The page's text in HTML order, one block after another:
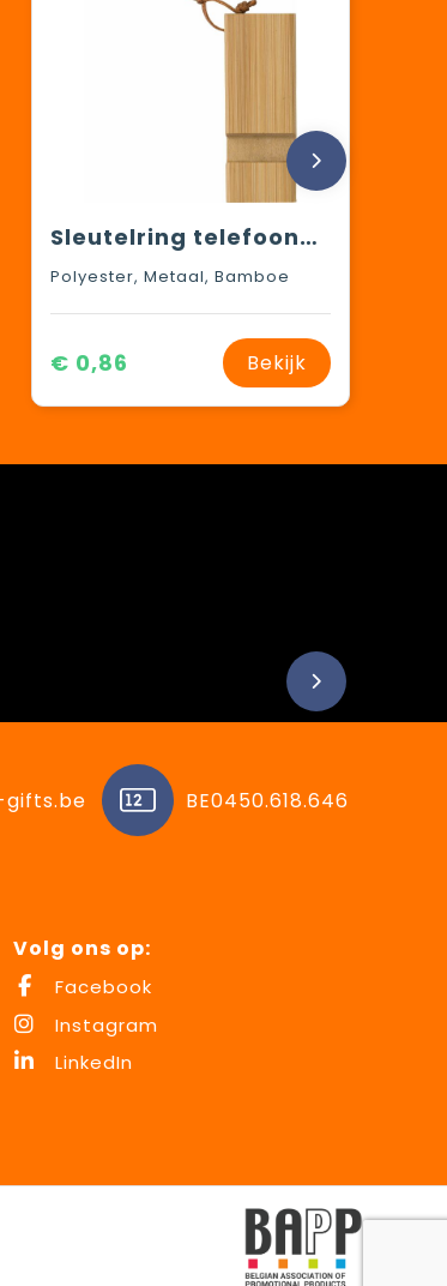
Sleutelring telefoonhouder Kian | Bamboe
Polyester, Metaal, Bamboe
€ 0,86 Bekijk
BE0450.618.646
Volg ons op:
Facebook
Instagram
LinkedIn